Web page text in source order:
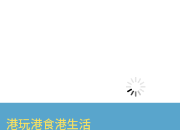
港玩港食港生活